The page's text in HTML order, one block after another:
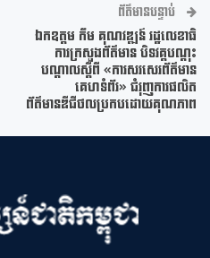
ព័ត៌មានបន្ទាប់
ឯកឧត្តម កឹម គុណវឌ្ឍន៍ រដ្ឋលេខាធិ
ការក្រសួងព័ត៌មាន បិទវគ្គបណ្តុះ
បណ្តាលស្តីពី «ការសរសេរព័ត៌មាន
គេហទំព័រ» ជំរុញការផលិត
ព័ត៌មានឌីជីថលប្រកបដោយគុណភាព